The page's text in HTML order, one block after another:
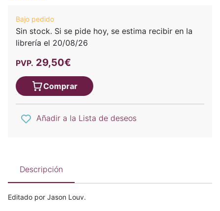
Bajo pedido
Sin stock. Si se pide hoy, se estima recibir en la
librería el 20/08/26
PVP. 29,50€
Comprar
Añadir a la Lista de deseos
Descripción
Editado por Jason Louv.